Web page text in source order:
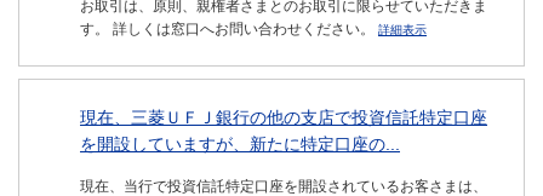
お取引は、原則、親権者さまとのお取引に限らせていただきま
す。 詳しくは窓口へお問い合わせください。
詳細表示
現在、三菱ＵＦＪ銀行の他の支店で投資信託特定口座
を開設していますが、新たに特定口座の...
現在、当行で投資信託特定口座を開設されているお客さまは、